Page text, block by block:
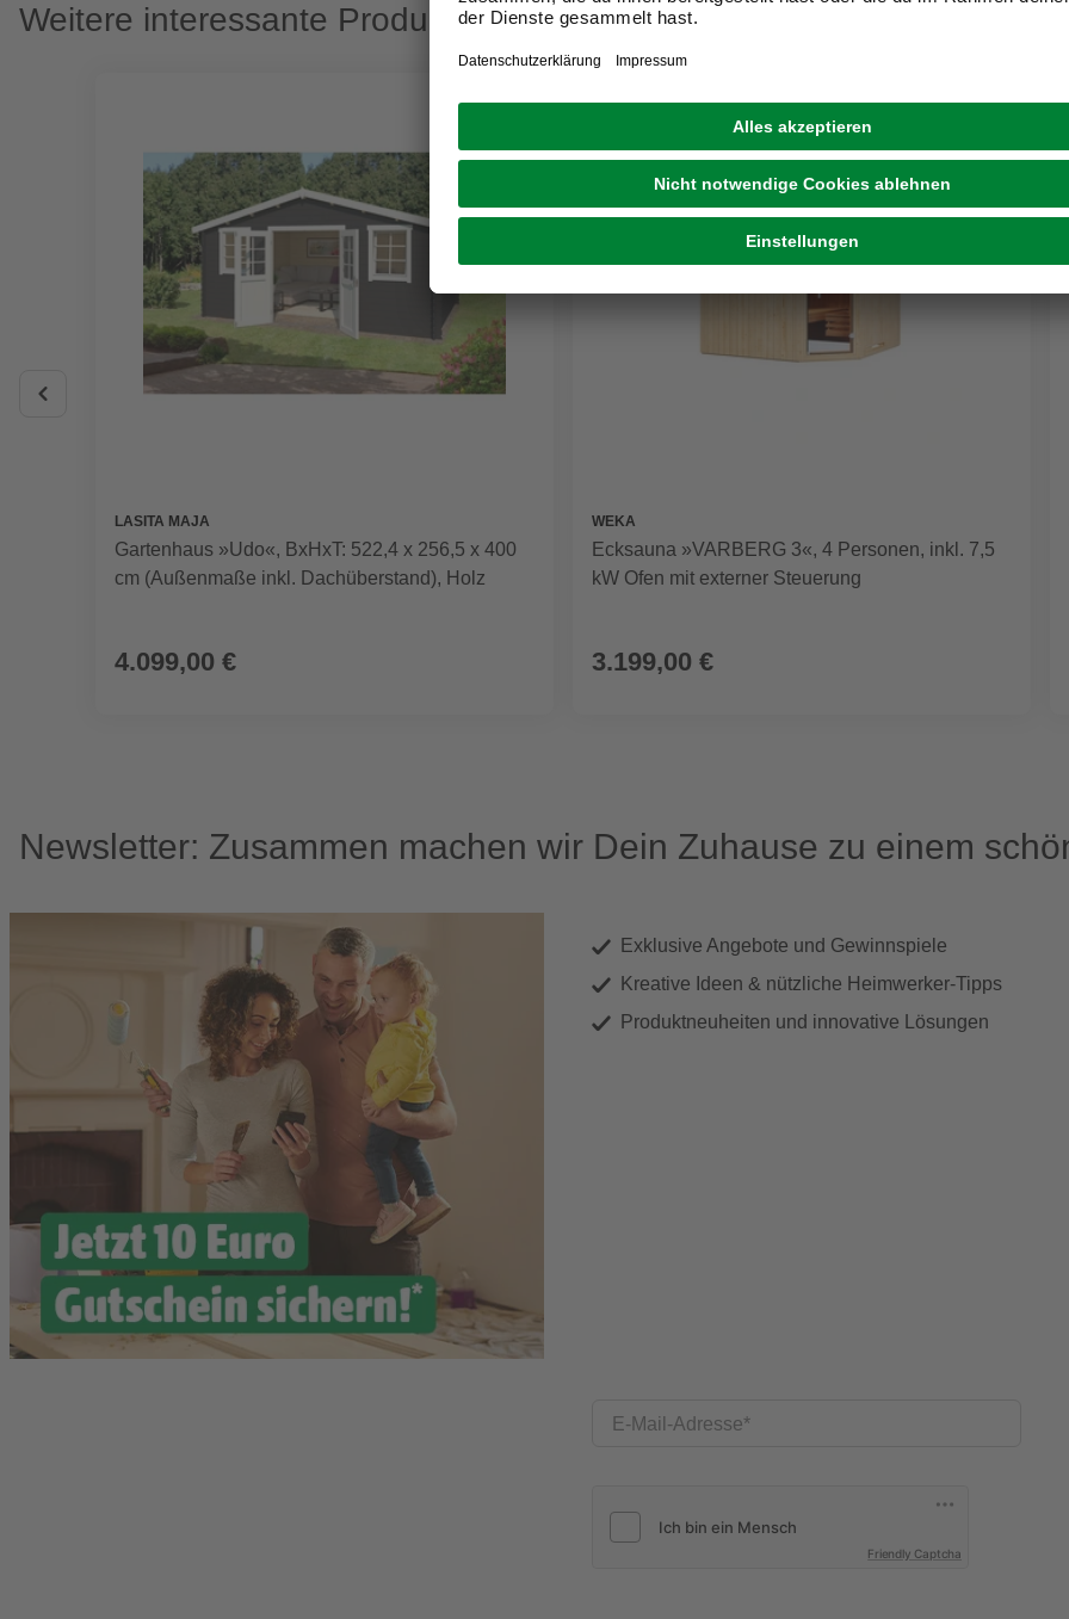
Weitere interessante Produkte
LASITA MAJA
Gartenhaus »Udo«, BxHxT: 522,4 x 256,5 x 400
cm (Außenmaße inkl. Dachüberstand), Holz
4.099,00 €
WEKA
Ecksauna »VARBERG 3«, 4 Personen, inkl. 7,5
kW Ofen mit externer Steuerung
3.199,00 €
Newsletter: Zusammen machen wir Dein Zuhause zu einem
Exklusive Angebote und Gewinnspiele
Kreative Ideen & nützliche Heimwerker-Tipps
Produktneuheiten und innovative Lösungen
E-Mail-Adresse
Friendly Captcha